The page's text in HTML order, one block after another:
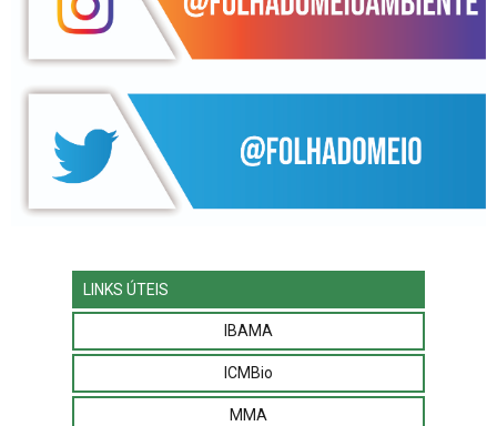
LINKS ÚTEIS
IBAMA
ICMBio
MMA